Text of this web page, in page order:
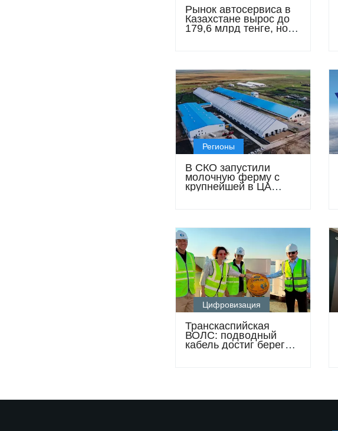
Рынок автосервиса в
Казахстане вырос до
179,6 млрд тенге, но
Регионы
В СКО запустили
молочную ферму с
крупнейшей в ЦА
Цифровизация
Транскаспийская
ВОЛС: подводный
кабель достиг берегов